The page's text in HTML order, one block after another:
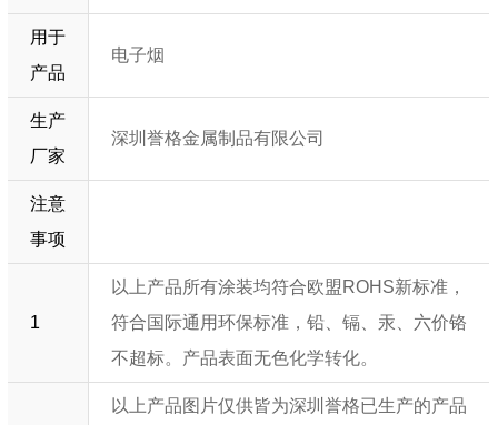
用于
产品
电子烟
生产
厂家
深圳誉格金属制品有限公司
注意
事项
1
以上产品所有涂装均符合欧盟ROHS新标准，
符合国际通用环保标准，铅、镉、汞、六价铬
不超标。产品表面无色化学转化。
以上产品图片仅供皆为深圳誉格已生产的产品